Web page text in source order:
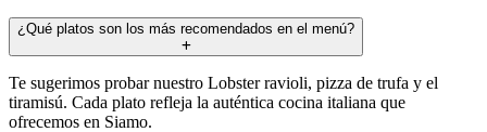
¿Qué platos son los más recomendados en el menú?
Te sugerimos probar nuestro Lobster ravioli, pizza de trufa y el
tiramisú. Cada plato refleja la auténtica cocina italiana que
ofrecemos en Siamo.